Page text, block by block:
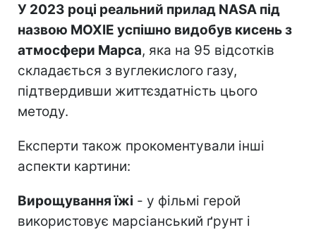
У 2023 році реальний прилад NASA під
назвою MOXIE успішно видобув кисень з
атмосфери Марса, яка на 95 відсотків
складається з вуглекислого газу,
підтвердивши життєздатність цього
методу.
Експерти також прокоментували інші
аспекти картини:
Вирощування їжі - у фільмі герой
використовує марсіанський ґрунт і